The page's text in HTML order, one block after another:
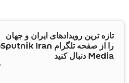
تازه ترین رویدادهای ایران و جهان
را از صفحه تلگرام Sputnik Iran
Media دنبال کنید